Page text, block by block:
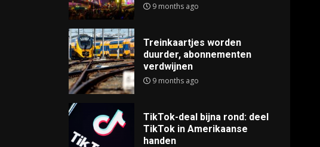
9 months ago
Treinkaartjes worden
duurder, abonnementen
verdwijnen
9 months ago
TikTok-deal bijna rond: deel
TikTok in Amerikaanse
handen